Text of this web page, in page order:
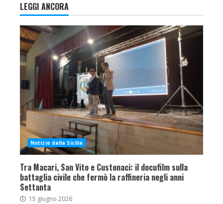
LEGGI ANCORA
Notizie dalla Sicilia
Tra Macari, San Vito e Custonaci: il docufilm sulla
battaglia civile che fermò la raffineria negli anni
Settanta
15 giugno 2026